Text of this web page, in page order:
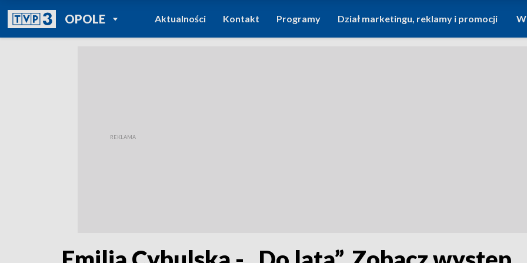
OPOLEPOWRÓT DO
TVP REGIONY
Aktualności Kontakt Programy Dział marketingu, reklamy i promocji